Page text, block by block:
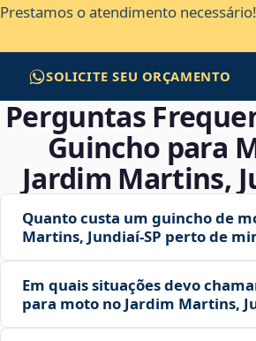
Prestamos o atendimento necessário!
SOLICITE SEU ORÇAMENTO
Perguntas
Guincho para
Jardim Martins,
Quanto custa um guincho de
Martins, Jundiaí‑SP perto de
Em quais situações devo
para moto no Jardim Martins,